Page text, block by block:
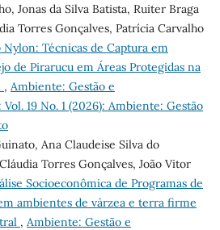
Jonas da Silva Batista, Ruiter Braga
Torres Gonçalves, Patrícia Carvalho
Nylon: Técnicas de Captura em
de Pirarucu em Áreas Protegidas na
, Ambiente: Gestão e
19 No. 1 (2026): Ambiente: Gestão
Ana Claudeise Silva do
Torres Gonçalves, João Vitor
Socioeconômica de Programas de
ambientes de várzea e terra firme
, Ambiente: Gestão e